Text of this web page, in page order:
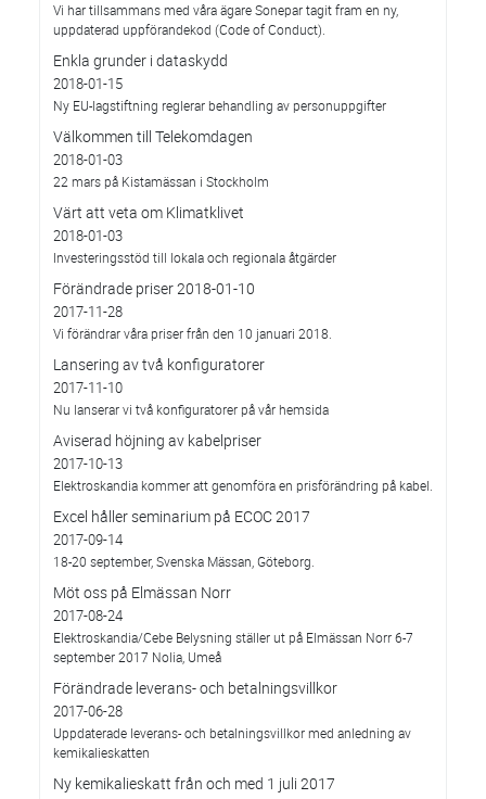
Vi har tillsammans med våra ägare Sonepar tagit fram en ny,
uppdaterad uppförandekod (Code of Conduct).
Enkla grunder i dataskydd
2018-01-15
Ny EU-lagstiftning reglerar behandling av personuppgifter
Välkommen till Telekomdagen
2018-01-03
22 mars på Kistamässan i Stockholm
Värt att veta om Klimatklivet
2018-01-03
Investeringsstöd till lokala och regionala åtgärder
Förändrade priser 2018-01-10
2017-11-28
Vi förändrar våra priser från den 10 januari 2018.
Lansering av två konfiguratorer
2017-11-10
Nu lanserar vi två konfiguratorer på vår hemsida
Aviserad höjning av kabelpriser
2017-10-13
Elektroskandia kommer att genomföra en prisförändring på kabel.
Excel håller seminarium på ECOC 2017
2017-09-14
18-20 september, Svenska Mässan, Göteborg.
Möt oss på Elmässan Norr
2017-08-24
Elektroskandia/Cebe Belysning ställer ut på Elmässan Norr 6-7
september 2017 Nolia, Umeå
Förändrade leverans- och betalningsvillkor
2017-06-28
Uppdaterade leverans- och betalningsvillkor med anledning av
kemikalieskatten
Ny kemikalieskatt från och med 1 juli 2017